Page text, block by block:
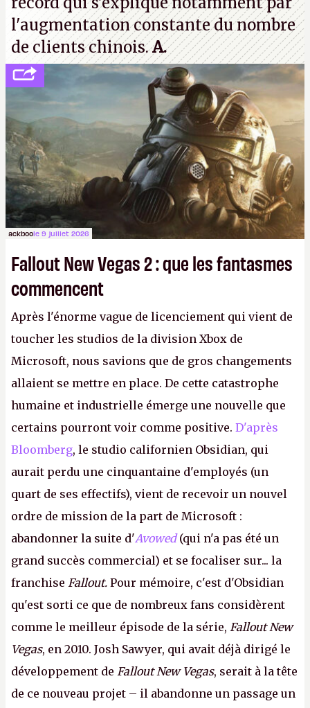
l'augmentation constante du nombre
de clients chinois.A.
ackboole 9 juillet 2026
Fallout New Vegas 2 : que les fantasmes
commencent
Après l'énorme vague de licenciement qui vient de
toucher les studios de la division Xbox de
Microsoft, nous savions que de gros changements
allaient se mettre en place. De cette catastrophe
humaine et industrielle émerge une nouvelle que
certains pourront voir comme positive. D'après
Bloomberg, le studio californien Obsidian, qui
aurait perdu une cinquantaine d'employés (un
quart de ses effectifs), vient de recevoir un nouvel
ordre de mission de la part de Microsoft :
abandonner la suite d'Avowed(qui n'a pas été un
grand succès commercial) et se focaliser sur... la
franchise Fallout. Pour mémoire, c'est d'Obsidian
qu'est sorti ce que de nombreux fans considèrent
comme le meilleur épisode de la série, Fallout New
Vegas, en 2010. Josh Sawyer, qui avait déjà dirigé le
développement de Fallout New Vegas, serait à la tête
de ce nouveau projet – il abandonne un passage un